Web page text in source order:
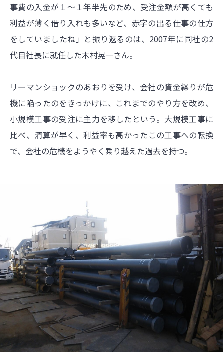
事費の入金が１～１年半先のため、受注金額が高くても
利益が薄く借り入れも多いなど、赤字の出る仕事の仕方
をしていましたね」と振り返るのは、2007年に同社の2
代目社長に就任した木村晃一さん。
リーマンショックのあおりを受け、会社の資金繰りが危
機に陥ったのをきっかけに、これまでのやり方を改め、
小規模工事の受注に主力を移したという。大規模工事に
比べ、清算が早く、利益率も高かったこの工事への転換
で、会社の危機をようやく乗り越えた過去を持つ。